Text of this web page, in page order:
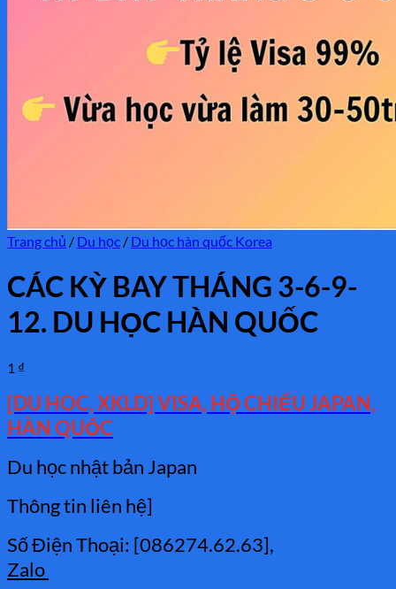
Trang chủ / Du học / Du học hàn quốc Korea
CÁC KỲ BAY THÁNG 3-6-9-
12. DU HỌC HÀN QUỐC
1 ₫
[DU HOC, XKLD] VISA, HỘ CHIẾU JAPAN,
HÀN QUỐC
Du học nhật bản Japan
Thông tin liên hệ]
Số Điện Thoại: [086274.62.63],
Zalo